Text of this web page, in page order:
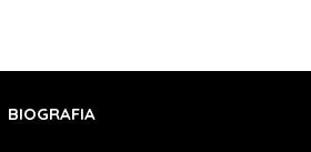
BIOGRAFIA